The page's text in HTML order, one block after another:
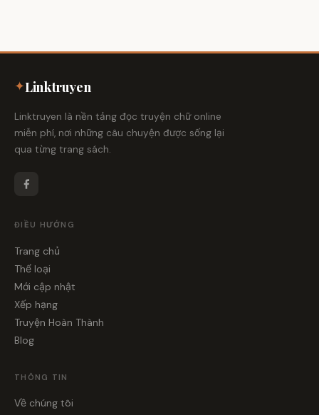
✦Linktruyen
Linktruyen là nền tảng đọc truyện chữ online
miễn phí, nơi những câu chuyện được sống lại
qua từng trang sách.
ĐIỀU HƯỚNG
Trang chủ
Thể loại
Mới cập nhật
Xếp hạng
Truyện Hoàn Thành
Blog
THÔNG TIN
Về chúng tôi